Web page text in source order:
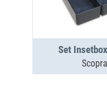
Set